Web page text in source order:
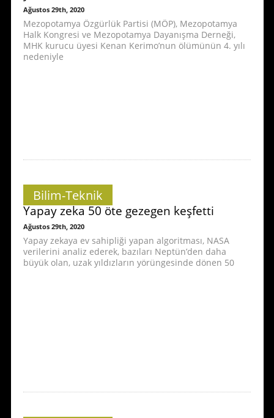
Ağustos 29th, 2020
Mezopotamya Özgürlük Partisi (MÖP), Mezopotamya
Halk Kongresi ve Mezopotamya Dayanışma Derneği,
MHK kurucu üyesi Kenan Kerimo’nun ölümünün 4. yılı
nedeniyle
Bilim-Teknik
Yapay zeka 50 öte gezegen keşfetti
Ağustos 29th, 2020
Yapay zekaya ev sahipliği yapan algoritması, NASA
verilerini analiz ederek, bazıları Neptün’den daha
büyük olan, uzak yıldızların yörüngesinde dönen 50